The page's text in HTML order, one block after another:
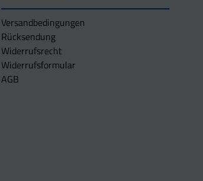
Versandbedingungen
Rücksendung
Widerrufsrecht
Widerrufsformular
AGB